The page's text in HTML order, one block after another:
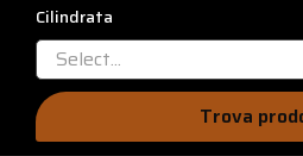
Cilindrata
Select...
Trova